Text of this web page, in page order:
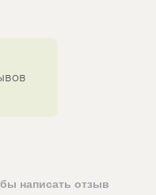
написать отзыв